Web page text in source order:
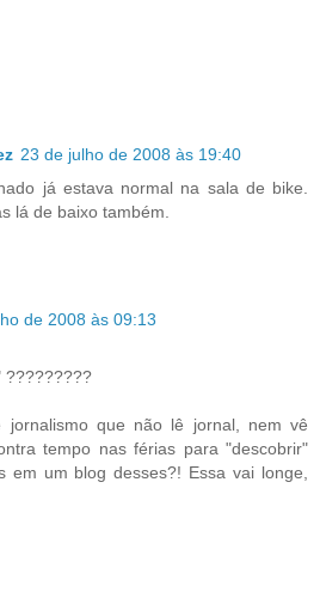
23 de julho de 2008 às 19:40
já estava normal na sala de bike.
lá de baixo também.
de 2008 às 09:13
?????????
jornalismo que não lê jornal, nem vê
tempo nas férias para "descobrir"
em um blog desses?! Essa vai longe,